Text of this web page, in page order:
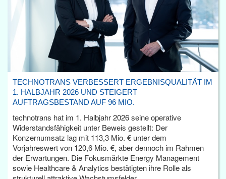
TECHNOTRANS VERBESSERT ERGEBNISQUALITÄT IM
1. HALBJAHR 2026 UND STEIGERT
AUFTRAGSBESTAND AUF 96 MIO.
technotrans hat im 1. Halbjahr 2026 seine operative
Widerstandsfähigkeit unter Beweis gestellt: Der
Konzernumsatz lag mit 113,3 Mio. € unter dem
Vorjahreswert von 120,6 Mio. €, aber dennoch im Rahmen
der Erwartungen. Die Fokusmärkte Energy Management
sowie Healthcare & Analytics bestätigten ihre Rolle als